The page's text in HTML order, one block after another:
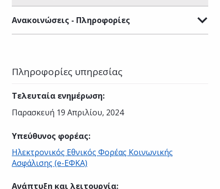
Ανακοινώσεις - Πληροφορίες
Πληροφορίες υπηρεσίας
Τελευταία ενημέρωση:
Παρασκευή 19 Απριλίου, 2024
Υπεύθυνος φορέας:
Ηλεκτρονικός Εθνικός Φορέας Κοινωνικής
Ασφάλισης (e-ΕΦΚΑ)
Ανάπτυξη και λειτουργία: